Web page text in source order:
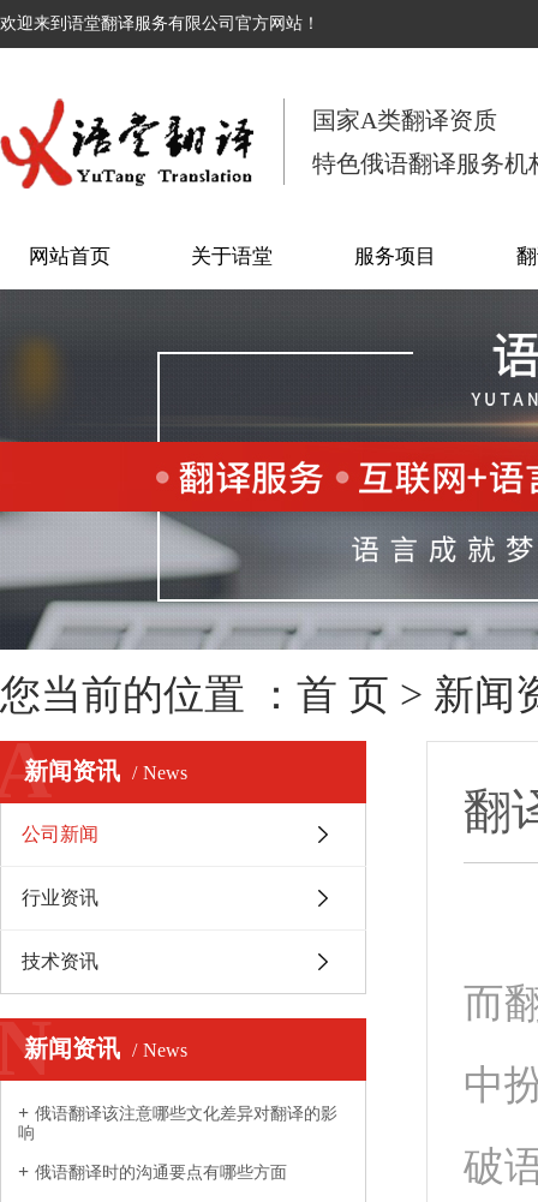
欢迎来到语堂翻译服务有限公司官方网站！
国家A类翻译资质
特色俄语翻译服务机
网站首页 关于语堂 服务项目
您当前的位置 ： 首 页 > 新闻
新闻资讯 News
公司新闻
行业资讯
技术资讯
新闻资讯 News
俄语翻译该注意哪些文化差异对翻译的影
响
俄语翻译时的沟通要点有哪些方面
翻
而
中
破